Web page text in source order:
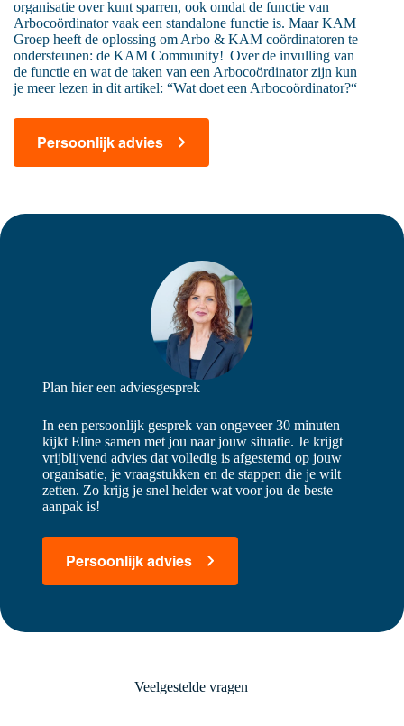
organisatie over kunt sparren, ook omdat de functie van
Arbocoördinator vaak een standalone functie is. Maar KAM
Groep heeft de oplossing om Arbo & KAM coördinatoren te
ondersteunen: de KAM Community! Over de invulling van
de functie en wat de taken van een Arbocoördinator zijn kun
je meer lezen in dit artikel: “Wat doet een Arbocoördinator?“
Persoonlijk advies
Plan hier een adviesgesprek
In een persoonlijk gesprek van ongeveer 30 minuten
kijkt Eline samen met jou naar jouw situatie. Je krijgt
vrijblijvend advies dat volledig is afgestemd op jouw
organisatie, je vraagstukken en de stappen die je wilt
zetten. Zo krijg je snel helder wat voor jou de beste
aanpak is!
Persoonlijk advies
Veelgestelde vragen